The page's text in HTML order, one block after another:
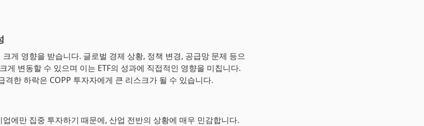
크게 영향을 받습니다. 글로벌 경제 상황, 정책 변경, 공급망 문제 등으
게 변동할 수 있으며 이는 ETF의 성과에 직접적인 영향을 미칩니다.
격한 하락은 COPP 투자자에게 큰 리스크가 될 수 있습니다.
업에만 집중 투자하기 때문에, 산업 전반의 상황에 매우 민감합니다.